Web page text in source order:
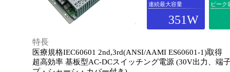
連続最大容量
351W
ピーク
特長
医療規格IEC60601 2nd,3rd(ANSI/AAMI ES60601-1)取得
超高効率 基板型AC-DCスイッチング電源 (30V出力、端